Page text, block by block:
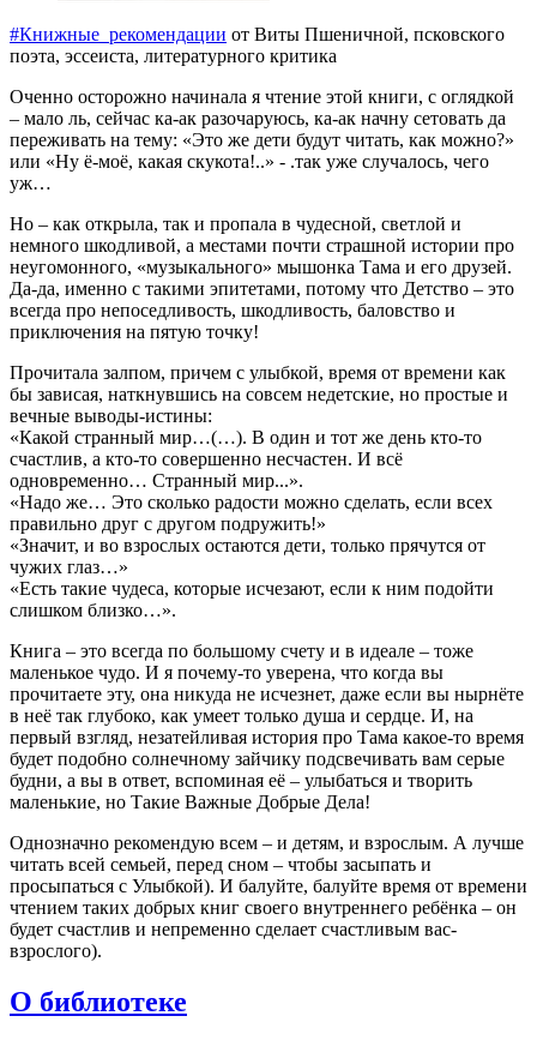
#Книжные_рекомендации от Виты Пшеничной, псковского
поэта, эссеиста, литературного критика
Оченно осторожно начинала я чтение этой книги, с оглядкой
– мало ль, сейчас ка-ак разочаруюсь, ка-ак начну сетовать да
переживать на тему: «Это же дети будут читать, как можно?»
или «Ну ё-моё, какая скукота!..» - .так уже случалось, чего
уж…
Но – как открыла, так и пропала в чудесной, светлой и
немного шкодливой, а местами почти страшной истории про
неугомонного, «музыкального» мышонка Тама и его друзей.
Да-да, именно с такими эпитетами, потому что Детство – это
всегда про непоседливость, шкодливость, баловство и
приключения на пятую точку!
Прочитала залпом, причем с улыбкой, время от времени как
бы зависая, наткнувшись на совсем недетские, но простые и
вечные выводы-истины:
«Какой странный мир…(…). В один и тот же день кто-то
счастлив, а кто-то совершенно несчастен. И всё
одновременно… Странный мир...».
«Надо же… Это сколько радости можно сделать, если всех
правильно друг с другом подружить!»
«Значит, и во взрослых остаются дети, только прячутся от
чужих глаз…»
«Есть такие чудеса, которые исчезают, если к ним подойти
слишком близко…».
Книга – это всегда по большому счету и в идеале – тоже
маленькое чудо. И я почему-то уверена, что когда вы
прочитаете эту, она никуда не исчезнет, даже если вы нырнёте
в неё так глубоко, как умеет только душа и сердце. И, на
первый взгляд, незатейливая история про Тама какое-то время
будет подобно солнечному зайчику подсвечивать вам серые
будни, а вы в ответ, вспоминая её – улыбаться и творить
маленькие, но Такие Важные Добрые Дела!
Однозначно рекомендую всем – и детям, и взрослым. А лучше
читать всей семьей, перед сном – чтобы засыпать и
просыпаться с Улыбкой). И балуйте, балуйте время от времени
чтением таких добрых книг своего внутреннего ребёнка – он
будет счастлив и непременно сделает счастливым вас-
взрослого).
О библиотеке